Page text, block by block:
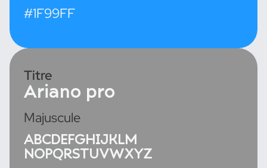
#1F99FF
Titre
Ariano pro
Majuscule
ABCDEFGHIJKLM
NOPQRSTUVWXYZ